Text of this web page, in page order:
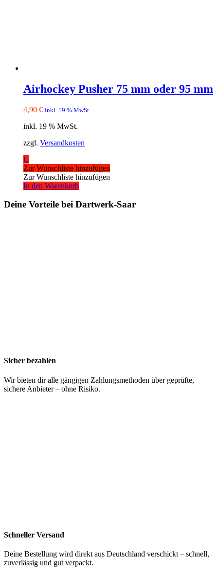
Airhockey Pusher 75 mm oder 95 mm
4,90 € inkl. 19 % MwSt.
inkl. 19 % MwSt.
zzgl. Versandkosten
U
Zur Wunschliste hinzufügen
Zur Wunschliste hinzufügen
In den Warenkorb
Deine Vorteile bei Dartwerk-Saar
Sicher bezahlen
Wir bieten dir alle gängigen Zahlungsmethoden über geprüfte,
sichere Anbieter – ohne Risiko.
Schneller Versand
Deine Bestellung wird direkt aus Deutschland verschickt – schnell,
zuverlässig und gut verpackt.